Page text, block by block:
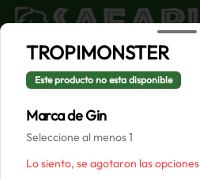
Conócenos
Despacho
Términos y condiciones
Política de privacidad
TROPIMONSTER
Este producto no esta disponible
Marca de Gin
Seleccione al menos 1
Lo siento, se agotaron las opciones